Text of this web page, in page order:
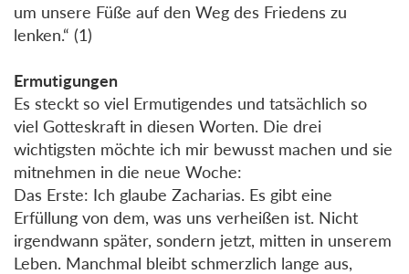
um unsere Füße auf den Weg des Friedens zu
lenken.“ (1)
Ermutigungen
Es steckt so viel Ermutigendes und tatsächlich so
viel Gotteskraft in diesen Worten. Die drei
wichtigsten möchte ich mir bewusst machen und sie
mitnehmen in die neue Woche:
Das Erste: Ich glaube Zacharias. Es gibt eine
Erfüllung von dem, was uns verheißen ist. Nicht
irgendwann später, sondern jetzt, mitten in unserem
Leben. Manchmal bleibt schmerzlich lange aus,